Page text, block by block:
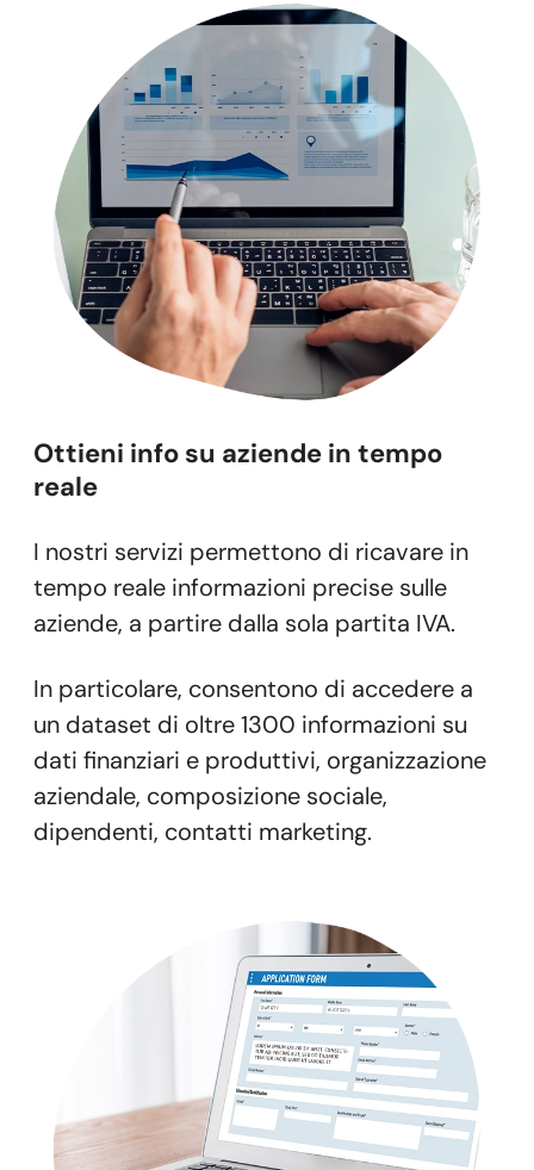
Ottieni info su aziende in tempo
reale
I nostri servizi permettono di ricavare in
tempo reale informazioni precise sulle
aziende, a partire dalla sola partita IVA.
In particolare, consentono di accedere a
un dataset di oltre 1300 informazioni su
dati finanziari e produttivi, organizzazione
aziendale, composizione sociale,
dipendenti, contatti marketing.